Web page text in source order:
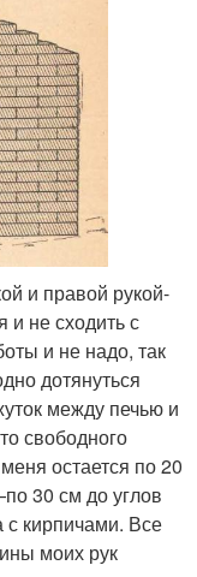
и правой рукой-
и не сходить с
и не надо, так
дотянуться
между печью и
свободного
остается по 20
30 см до углов
кирпичами. Все
моих рук